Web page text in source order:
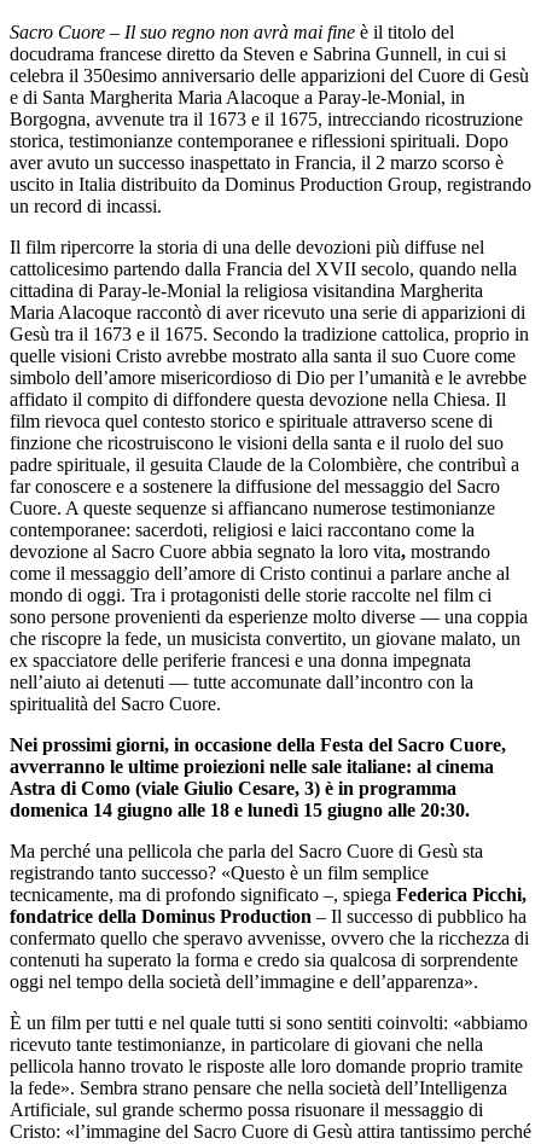
Sacro Cuore – Il suo regno non avrà mai fine è il titolo del
docudrama francese diretto da Steven e Sabrina Gunnell, in cui si
celebra il 350esimo anniversario delle apparizioni del Cuore di Gesù
e di Santa Margherita Maria Alacoque a Paray-le-Monial, in
Borgogna, avvenute tra il 1673 e il 1675, intrecciando ricostruzione
storica, testimonianze contemporanee e riflessioni spirituali. Dopo
aver avuto un successo inaspettato in Francia, il 2 marzo scorso è
uscito in Italia distribuito da Dominus Production Group, registrando
un record di incassi.
Il film ripercorre la storia di una delle devozioni più diffuse nel
cattolicesimo partendo dalla Francia del XVII secolo, quando nella
cittadina di Paray-le-Monial la religiosa visitandina Margherita
Maria Alacoque raccontò di aver ricevuto una serie di apparizioni di
Gesù tra il 1673 e il 1675. Secondo la tradizione cattolica, proprio in
quelle visioni Cristo avrebbe mostrato alla santa il suo Cuore come
simbolo dell’amore misericordioso di Dio per l’umanità e le avrebbe
affidato il compito di diffondere questa devozione nella Chiesa. Il
film rievoca quel contesto storico e spirituale attraverso scene di
finzione che ricostruiscono le visioni della santa e il ruolo del suo
padre spirituale, il gesuita Claude de la Colombière, che contribuì a
far conoscere e a sostenere la diffusione del messaggio del Sacro
Cuore. A queste sequenze si affiancano numerose testimonianze
contemporanee: sacerdoti, religiosi e laici raccontano come la
devozione al Sacro Cuore abbia segnato la loro vita, mostrando
come il messaggio dell’amore di Cristo continui a parlare anche al
mondo di oggi. Tra i protagonisti delle storie raccolte nel film ci
sono persone provenienti da esperienze molto diverse — una coppia
che riscopre la fede, un musicista convertito, un giovane malato, un
ex spacciatore delle periferie francesi e una donna impegnata
nell’aiuto ai detenuti — tutte accomunate dall’incontro con la
spiritualità del Sacro Cuore.
Nei prossimi giorni, in occasione della Festa del Sacro Cuore,
avverranno le ultime proiezioni nelle sale italiane: al cinema
Astra di Como (viale Giulio Cesare, 3) è in programma
domenica 14 giugno alle 18 e lunedì 15 giugno alle 20:30.
Ma perché una pellicola che parla del Sacro Cuore di Gesù sta
registrando tanto successo? «Questo è un film semplice
tecnicamente, ma di profondo significato –, spiega Federica Picchi,
fondatrice della Dominus Production – Il successo di pubblico ha
confermato quello che speravo avvenisse, ovvero che la ricchezza di
contenuti ha superato la forma e credo sia qualcosa di sorprendente
oggi nel tempo della società dell’immagine e dell’apparenza».
È un film per tutti e nel quale tutti si sono sentiti coinvolti: «abbiamo
ricevuto tante testimonianze, in particolare di giovani che nella
pellicola hanno trovato le risposte alle loro domande proprio tramite
la fede». Sembra strano pensare che nella società dell’Intelligenza
Artificiale, sul grande schermo possa risuonare il messaggio di
Cristo: «l’immagine del Sacro Cuore di Gesù attira tantissimo perché